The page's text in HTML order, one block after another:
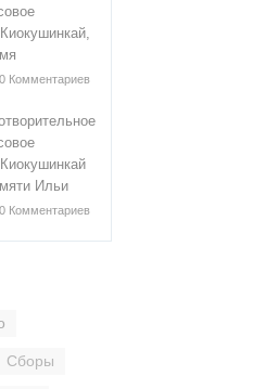
0 Комментариев
Ильи
0 Комментариев
Сборы